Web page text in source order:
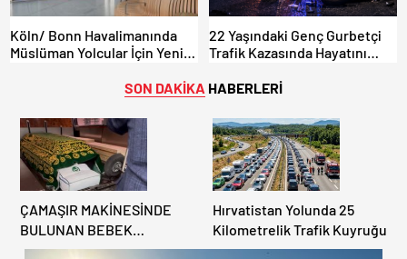
Köln/ Bonn Havalimanında
Müslüman Yolcular İçin Yeni
22 Yaşındaki Genç Gurbetçi
Trafik Kazasında Hayatını
SON DAKİKA HABERLERİ
ÇAMAŞIR MAKİNESİNDE
BULUNAN BEBEK
CENAZESİ ŞOK ETTİ
Hırvatistan Yolunda 25
Kilometrelik Trafik Kuyruğu